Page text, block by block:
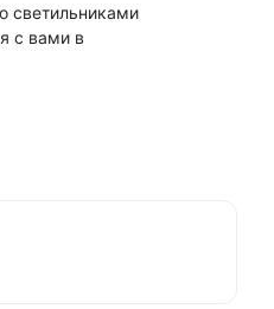
светильниками
с вами в